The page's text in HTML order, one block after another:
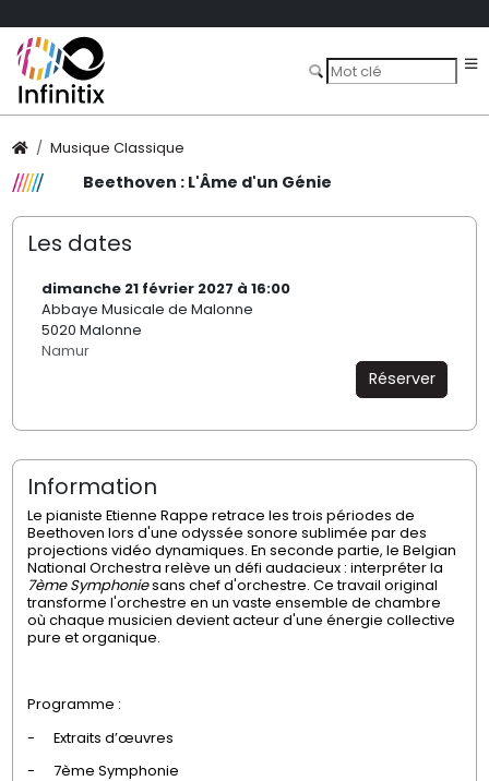
Musique Classique
Beethoven : L'Âme d'un Génie
Les dates
dimanche 21 février 2027 à 16:00
Abbaye Musicale de Malonne
5020 Malonne
Namur
Réserver
Information
Le pianiste Etienne Rappe retrace les trois périodes de
Beethoven lors d'une odyssée sonore sublimée par des
projections vidéo dynamiques. En seconde partie, le Belgian
National Orchestra relève un défi audacieux : interpréter la
7ème Symphoniesans chef d'orchestre. Ce travail original
transforme l'orchestre en un vaste ensemble de chambre
où chaque musicien devient acteur d'une énergie collective
pure et organique.
Programme :
-
Extraits d’œuvres
-
7ème Symphonie